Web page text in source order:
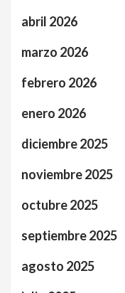
abril 2026
marzo 2026
febrero 2026
enero 2026
diciembre 2025
noviembre 2025
octubre 2025
septiembre 2025
agosto 2025